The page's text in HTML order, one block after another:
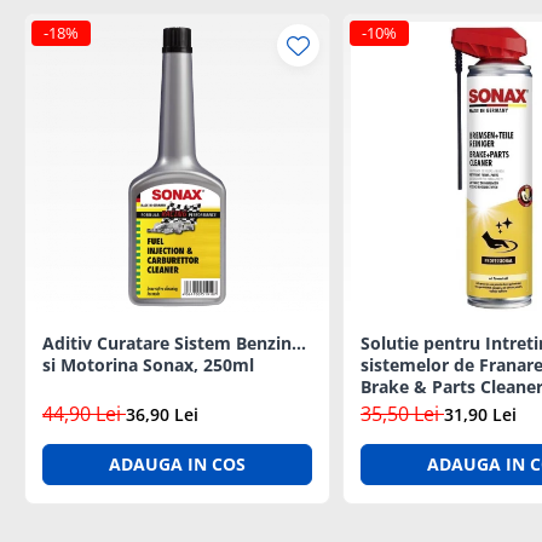
Solutii Curatare Exterior
Suprafete Plastic Exterior
Tratament Hidrofob
Electrice si Electronice Auto
Aspiratoare Auto
Carduri si Stick-uri de Memorie
Casti bluetooth
Incarcatoare Auto
Modulatoare FM si MP3 auto
Accesorii biciclete
Accesorii pentru biciclete
Intretinere biciclete
Iluminare Auto
-18%
Aditiv Curatare Sistem Benzina
si Motorina Sonax, 250ml
44,90 Lei36,90 Lei
ADAUGA IN COS
-10%
Solutie pentru
sistemelor de
Brake & Parts
35,50 Lei31,90 Lei
ADAUGA IN